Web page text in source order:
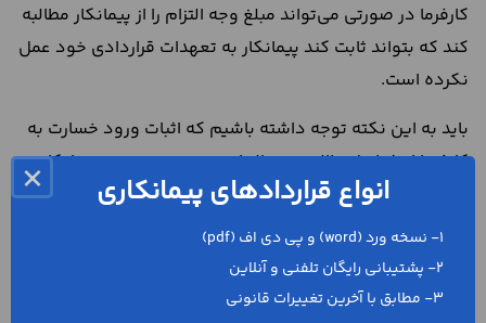
کارفرما در صورتی می‌تواند مبلغ وجه التزام را از پیمانکار مطالبه
کند که بتواند ثابت کند پیمانکار به تعهدات قراردادی خود عمل
نکرده است.
باید به این نکته توجه داشته باشیم که اثبات ورود خسارت به
کارفرما از شرایط مطالبه وجه التزام نیست. همچنین، پیمانکاری
که تعهدات خود را نقض کرده است، باید همان مبلغ وجه التزام
را پرداخت کند، هر چند که هزینه خسارات وارده شده به کارفرما
بیشتر یا کمتر از مبلغ وجه التزام باشد.
توجه داشته باشید؛ کارفرما در صورتی می‌تواند مبلغ وجه التزام
× انواع قراردادهای پیمانکاری
1- نسخه ورد (word) و پی دی اف (pdf)
2- پشتیبانی رایگان تلفنی و آنلاین
3- مطابق با آخرین تغییرات قانونی